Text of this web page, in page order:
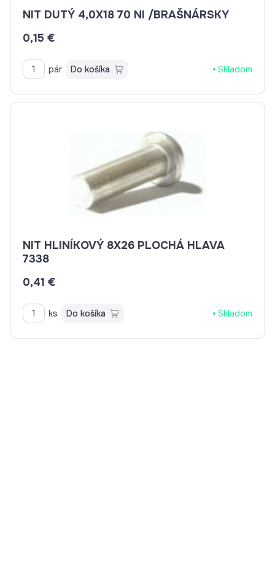
NIT DUTÝ 4,0X18 70 NI /BRAŠNÁRSKY
0,15 €
pár Do košíka Skladom
NIT HLINÍKOVÝ 8X26 PLOCHÁ HLAVA
7338
0,41 €
ks Do košíka Skladom